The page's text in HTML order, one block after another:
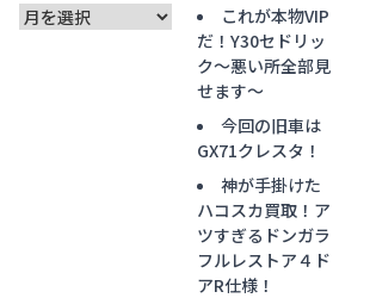
ア
これが本物VIP
だ！Y30セドリッ
ク〜悪い所全部見
せます〜
今回の旧車は
GX71クレスタ！
神が手掛けた
ハコスカ買取！ア
ツすぎるドンガラ
フルレストア４ド
アR仕様！